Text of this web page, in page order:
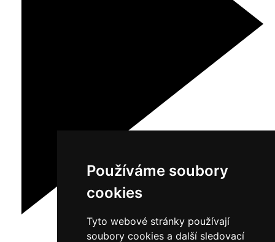
Používáme soubory
cookies
Tyto webové stránky používají
soubory cookies a další sledovací